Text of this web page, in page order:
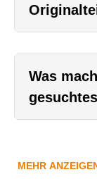
Was
MEHR